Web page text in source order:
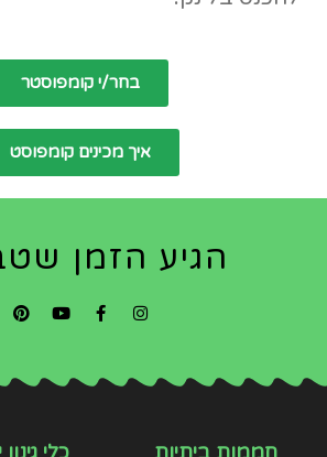
בחר/י קומפוסטר
איך מכינים קומפוסט
הגיע הזמן